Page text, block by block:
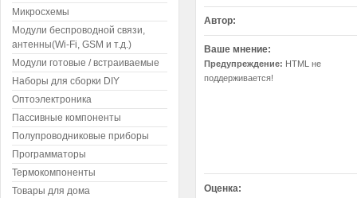
Автор:
Ваше мнение:
Предупреждение: HTML не
поддерживается!
Оценка:
Микросхемы
Модули беспроводной связи,
антенны(Wi-Fi, GSM и т.д.)
Модули готовые / встраиваемые
Наборы для сборки DIY
Оптоэлектроника
Пассивные компоненты
Полупроводниковые приборы
Программаторы
Термокомпоненты
Товары для дома